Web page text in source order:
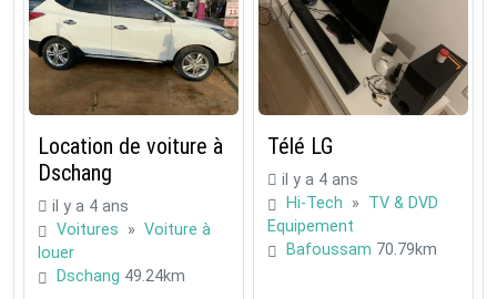
Location de voiture à
Dschang
il y a 4 ans
Voitures » Voiture à
louer
Dschang 49.24km
Télé LG
il y a 4 ans
Hi-Tech » TV & DVD
Equipement
Bafoussam 70.79km